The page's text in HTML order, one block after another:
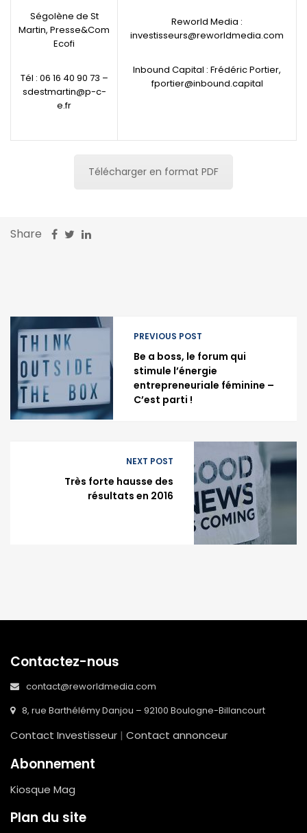
Ségolène de St
Martin, Presse&Com
Ecofi
Tél : 06 16 40 90 73 –
sdestmartin@p-c-
e.fr
Reworld Media :
investisseurs@reworldmedia.com
Inbound Capital : Frédéric Portier,
fportier@inbound.capital
Télécharger en format PDF
Share
PREVIOUS POST
Be a boss, le forum qui
stimule l’énergie
entrepreneuriale féminine –
C’est parti !
NEXT POST
Très forte hausse des
résultats en 2016
Contactez-nous
contact@reworldmedia.com
8, rue Barthélémy Danjou – 92100 Boulogne-Billancourt
Contact Investisseur | Contact annonceur
Abonnement
Kiosque Mag
Plan du site